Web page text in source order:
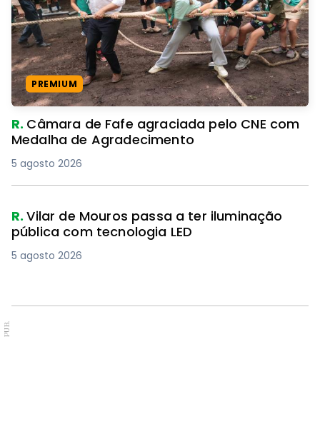
PREMIUM
R. Câmara de Fafe agraciada pelo CNE com
Medalha de Agradecimento
5 agosto 2026
R.Vilar de Mouros passa a ter iluminação
pública com tecnologia LED
5 agosto 2026
PUB.